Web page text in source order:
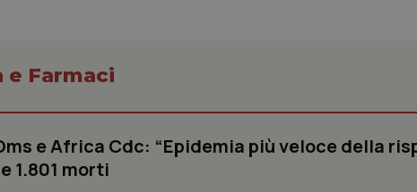
e Farmaci
e Africa Cdc: “Epidemia più veloce della
1.801 morti
contribuiscono a rendere fruibile il sito web abilitandone funzionalità di base quali la
protette del sito. Il sito web non è in grado di funzionare correttamente senza questi
Fornitore